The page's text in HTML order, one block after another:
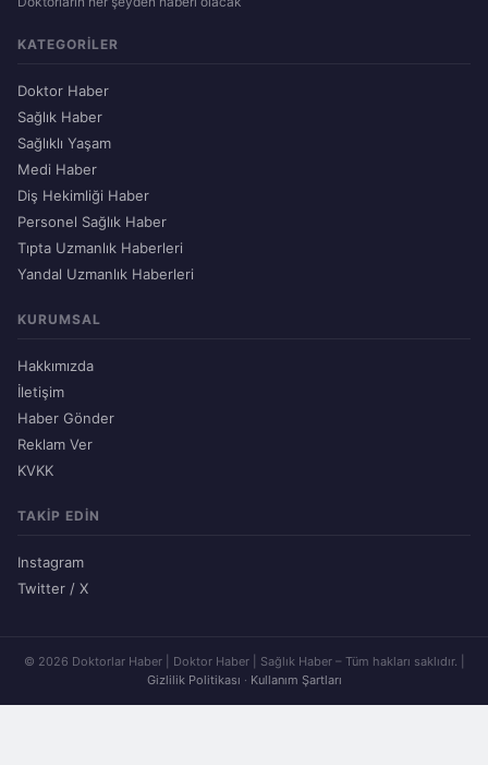
KATEGORILER
Doktor Haber
Sağlık Haber
Sağlıklı Yaşam
Medi Haber
Diş Hekimliği Haber
Personel Sağlık Haber
Tıpta Uzmanlık Haberleri
Yandal Uzmanlık Haberleri
KURUMSAL
Hakkımızda
İletişim
Haber Gönder
Reklam Ver
KVKK
TAKIP EDIN
Instagram
Twitter / X
© 2026 Doktorlar Haber | Doktor Haber | Sağlık Haber – Tüm hakları saklıdır. |
Gizlilik Politikası · Kullanım Şartları